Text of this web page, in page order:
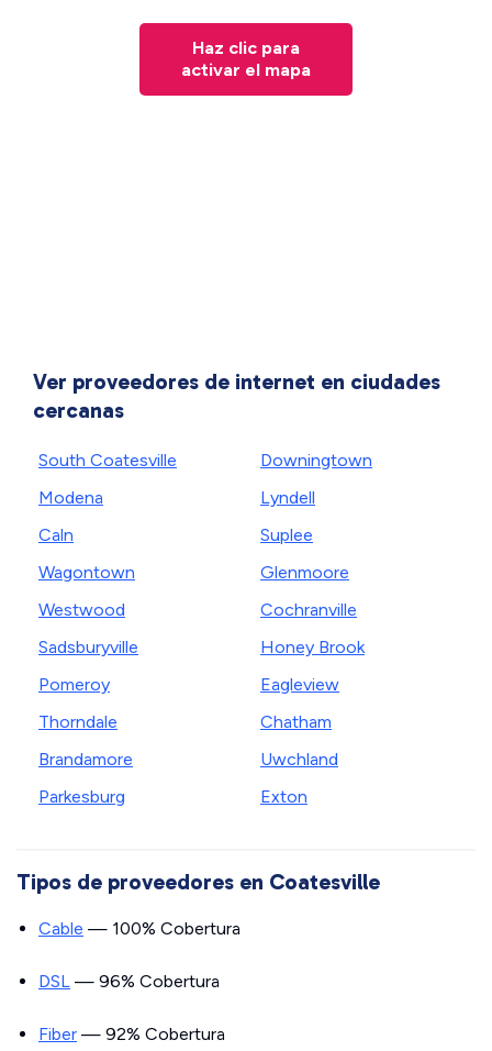
Haz clic para
activar el mapa
Ver proveedores de internet en ciudades
cercanas
South Coatesville
Modena
Caln
Wagontown
Westwood
Sadsburyville
Pomeroy
Thorndale
Brandamore
Parkesburg
Downingtown
Lyndell
Suplee
Glenmoore
Cochranville
Honey Brook
Eagleview
Chatham
Uwchland
Exton
Tipos de proveedores en Coatesville
Cable — 100% Cobertura
DSL — 96% Cobertura
Fiber — 92% Cobertura